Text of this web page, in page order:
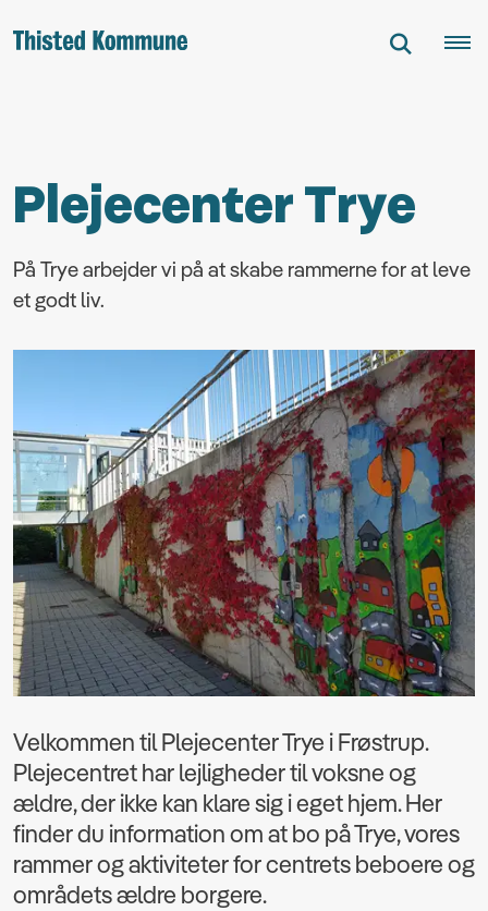
Plejecenter Trye
På Trye arbejder vi på at skabe rammerne for at leve
et godt liv.
Velkommen til Plejecenter Trye i Frøstrup.
Plejecentret har lejligheder til voksne og
ældre, der ikke kan klare sig i eget hjem. Her
finder du information om at bo på Trye, vores
rammer og aktiviteter for centrets beboere og
områdets ældre borgere.